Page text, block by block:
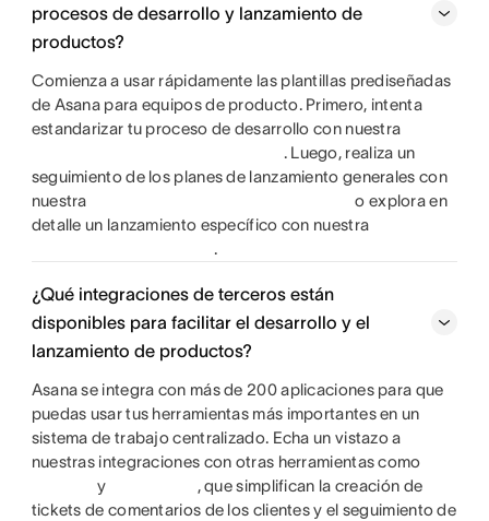
procesos de desarrollo y lanzamiento de
productos?
Comienza a usar rápidamente las plantillas prediseñadas
de Asana para equipos de producto. Primero, intenta
estandarizar tu proceso de desarrollo con nuestra
. Luego, realiza un
seguimiento de los planes de lanzamiento generales con
nuestra
o explora en
detalle un lanzamiento específico con nuestra
.
¿Qué integraciones de terceros están
disponibles para facilitar el desarrollo y el
lanzamiento de productos?
Asana se integra con más de 200 aplicaciones para que
puedas usar tus herramientas más importantes en un
sistema de trabajo centralizado. Echa un vistazo a
nuestras integraciones con otras herramientas como
y
, que simplifican la creación de
tickets de comentarios de los clientes y el seguimiento de